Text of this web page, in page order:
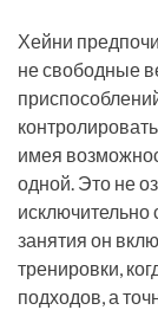
Хейни
не свободные
имея
одной. Это не
исключительно
занятия он
тренировки,
подходов, а